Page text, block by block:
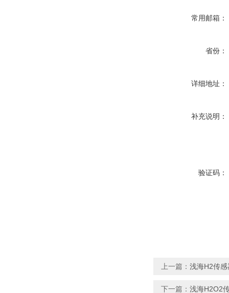
常用邮箱：
省份：
详细地址：
补充说明：
验证码：
上一篇： 浅海H2传感
下一篇： 浅海H2O2